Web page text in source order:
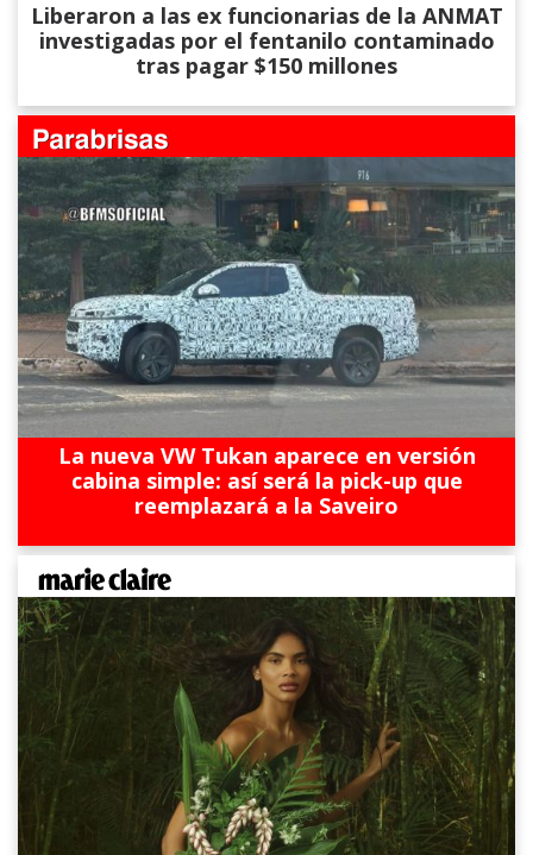
Liberaron a las ex funcionarias de la ANMAT
investigadas por el fentanilo contaminado
tras pagar $150 millones
La nueva VW Tukan aparece en versión
cabina simple: así será la pick-up que
reemplazará a la Saveiro